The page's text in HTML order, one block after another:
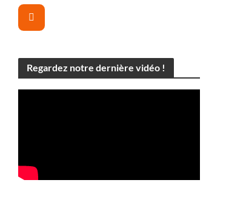
Regardez notre dernière vidéo !